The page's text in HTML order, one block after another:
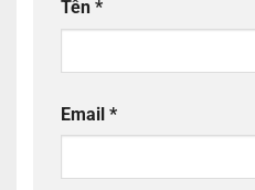
Tên *
Email *